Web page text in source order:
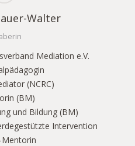
Walter
Mediation e.V.
(NCRC)
(BM)
und Bildung (BM)
Intervention
Mentorin